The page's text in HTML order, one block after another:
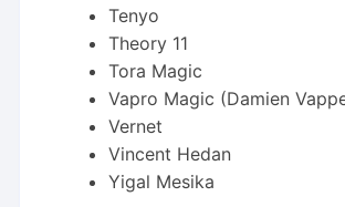
Tenyo
Theory 11
Tora Magic
Vapro Magic (Damien
Vernet
Vincent Hedan
Yigal Mesika